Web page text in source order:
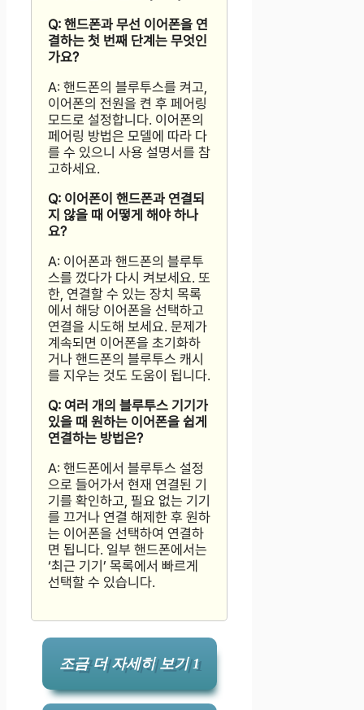
Q: 핸드폰과 무선 이어폰을 연
결하는 첫 번째 단계는 무엇인
가요?
A: 핸드폰의 블루투스를 켜고,
이어폰의 전원을 켠 후 페어링
모드로 설정합니다. 이어폰의
페어링 방법은 모델에 따라 다
를 수 있으니 사용 설명서를 참
고하세요.
Q: 이어폰이 핸드폰과 연결되
지 않을 때 어떻게 해야 하나
요?
A: 이어폰과 핸드폰의 블루투
스를 껐다가 다시 켜보세요. 또
한, 연결할 수 있는 장치 목록
에서 해당 이어폰을 선택하고
연결을 시도해 보세요. 문제가
계속되면 이어폰을 초기화하
거나 핸드폰의 블루투스 캐시
를 지우는 것도 도움이 됩니다.
Q: 여러 개의 블루투스 기기가
있을 때 원하는 이어폰을 쉽게
연결하는 방법은?
A: 핸드폰에서 블루투스 설정
으로 들어가서 현재 연결된 기
기를 확인하고, 필요 없는 기기
를 끄거나 연결 해제한 후 원하
는 이어폰을 선택하여 연결하
면 됩니다. 일부 핸드폰에서는
‘최근 기기’ 목록에서 빠르게
선택할 수 있습니다.
조금 더 자세히 보기 1